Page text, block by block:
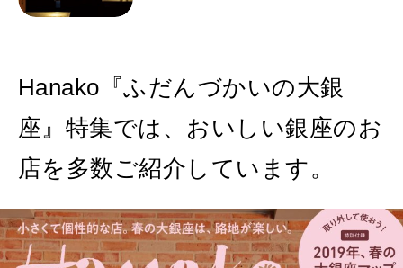
Hanako『ふだんづかいの大銀
座』特集では、おいしい銀座のお
店を多数ご紹介しています。